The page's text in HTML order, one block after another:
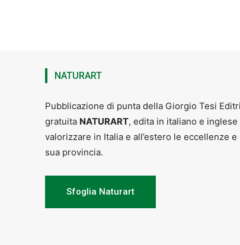
NATURART
Pubblicazione di punta della Giorgio Tesi
gratuita NATURART, edita in italiano e inglese
valorizzare in Italia e all’estero le eccellenze
sua provincia.
Sfoglia Naturart